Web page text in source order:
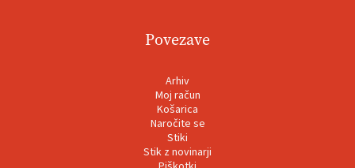
Povezave
Arhiv
Moj račun
Košarica
Naročite se
Stiki
Stik z novinarji